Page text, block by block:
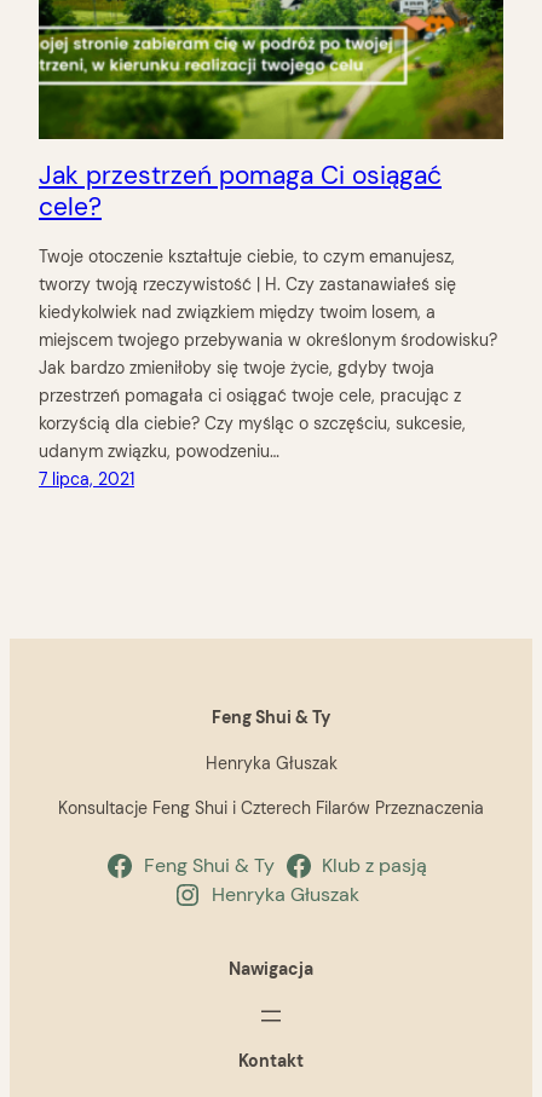
Jak przestrzeń pomaga Ci osiągać
cele?
Twoje otoczenie kształtuje ciebie, to czym emanujesz,
tworzy twoją rzeczywistość | H. Czy zastanawiałeś się
kiedykolwiek nad związkiem między twoim losem, a
miejscem twojego przebywania w określonym środowisku?
Jak bardzo zmieniłoby się twoje życie, gdyby twoja
przestrzeń pomagała ci osiągać twoje cele, pracując z
korzyścią dla ciebie? Czy myśląc o szczęściu, sukcesie,
udanym związku, powodzeniu…
7 lipca, 2021
Feng Shui & Ty
Henryka Głuszak
Konsultacje Feng Shui i Czterech Filarów Przeznaczenia
Feng Shui & Ty
Klub z pasją
Henryka Głuszak
Nawigacja
Kontakt